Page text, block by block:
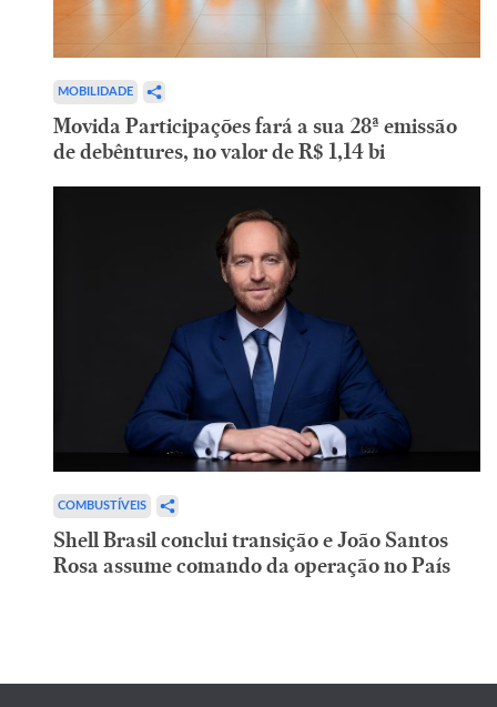
MOBILIDADE
Movida Participações fará a sua 28ª emissão
de debêntures, no valor de R$ 1,14 bi
COMBUSTÍVEIS
Shell Brasil conclui transição e João Santos
Rosa assume comando da operação no País